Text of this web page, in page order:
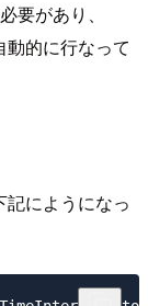
要があり、
動的に行なって
にようになっ